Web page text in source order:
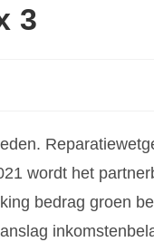
3
wordt het
bedrag groen